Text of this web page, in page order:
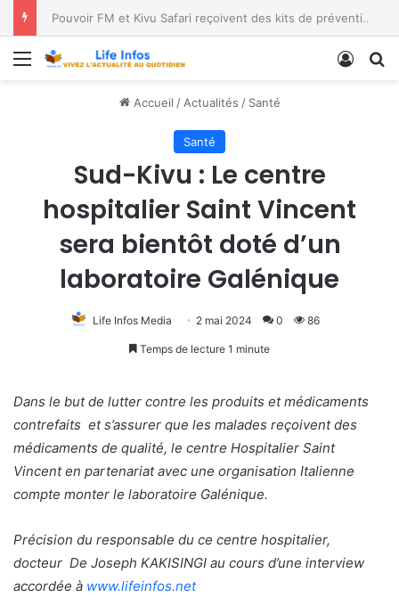
Menu
Accueil / Actualités / Santé
Santé
Sud-Kivu : Le centre
hospitalier Saint Vincent
sera bientôt doté d’un
laboratoire Galénique
Life Infos Media 2 mai 2024 0 86
Temps de lecture 1 minute
Dans le but de lutter contre les produits et médicaments
contrefaits et s’assurer que les malades reçoivent des
médicaments de qualité, le centre Hospitalier Saint
Vincent en partenariat avec une organisation Italienne
compte monter le laboratoire Galénique.
Précision du responsable du ce centre hospitalier,
docteur De Joseph KAKISINGI au cours d’une interview
accordée à www.lifeinfos.net